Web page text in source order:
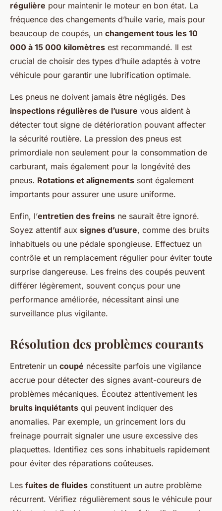
régulière pour maintenir le moteur en bon état. La
fréquence des changements d’huile varie, mais pour
beaucoup de coupés, un changement tous les 10
000 à 15 000 kilomètres est recommandé. Il est
crucial de choisir des types d’huile adaptés à votre
véhicule pour garantir une lubrification optimale.
Les pneus ne doivent jamais être négligés. Des
inspections régulières de l’usure vous aident à
détecter tout signe de détérioration pouvant affecter
la sécurité routière. La pression des pneus est
primordiale non seulement pour la consommation de
carburant, mais également pour la longévité des
pneus. Rotations et alignements sont également
importants pour assurer une usure uniforme.
Enfin, l’entretien des freins ne saurait être ignoré.
Soyez attentif aux signes d’usure, comme des bruits
inhabituels ou une pédale spongieuse. Effectuez un
contrôle et un remplacement régulier pour éviter toute
surprise dangereuse. Les freins des coupés peuvent
différer légèrement, souvent conçus pour une
performance améliorée, nécessitant ainsi une
surveillance plus vigilante.
Résolution des problèmes courants
Entretenir un coupé nécessite parfois une vigilance
accrue pour détecter des signes avant-coureurs de
problèmes mécaniques. Écoutez attentivement les
bruits inquiétants qui peuvent indiquer des
anomalies. Par exemple, un grincement lors du
freinage pourrait signaler une usure excessive des
plaquettes. Identifiez ces sons inhabituels rapidement
pour éviter des réparations coûteuses.
Les fuites de fluides constituent un autre problème
récurrent. Vérifiez régulièrement sous le véhicule pour